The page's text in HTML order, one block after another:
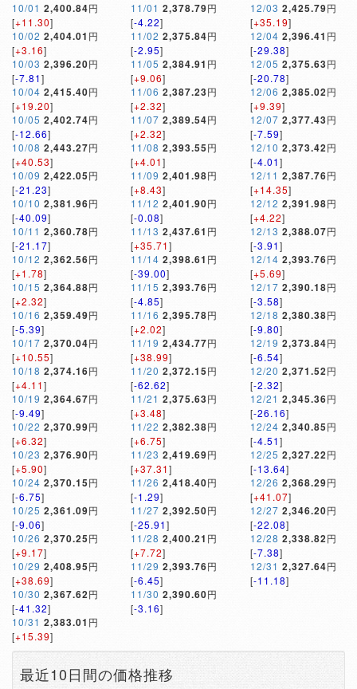
10/01 2,400.84円
[+11.30]
10/02 2,404.01 円
[+3.16]
10/03 2,396.20円
[-7.81]
10/04 2,415.40円
[+19.20]
10/05 2,402.74円
[-12.66]
10/08 2,443.27円
[+40.53]
10/09 2,422.05円
[-21.23]
10/10 2,381.96円
[-40.09]
10/11 2,360.78円
[-21.17]
10/12 2,362.56円
[+1.78]
10/15 2,364.88円
[+2.32]
10/16 2,359.49円
[-5.39]
10/17 2,370.04円
[+10.55]
10/18 2,374.16円
[+4.11]
10/19 2,364.67円
[-9.49]
10/22 2,370.99円
[+6.32]
10/23 2,376.90円
[+5.90]
10/24 2,370.15円
[-6.75]
10/25 2,361.09円
[-9.06]
10/26 2,370.25円
[+9.17]
10/29 2,408.95円
[+38.69]
10/30 2,367.62円
[-41.32]
10/31 2,383.01 円
[+15.39]
11/01 2,378.79円
[-4.22]
11/02 2,375.84円
[-2.95]
11/05 2,384.91 円
[+9.06]
11/06 2,387.23円
[+2.32]
11/07 2,389.54円
[+2.32]
11/08 2,393.55円
[+4.01]
11/09 2,401.98円
[+8.43]
11/12 2,401.90円
[-0.08]
11/13 2,437.61 円
[+35.71]
11/14 2,398.61 円
[-39.00]
11/15 2,393.76円
[-4.85]
11/16 2,395.78円
[+2.02]
11/19 2,434.77円
[+38.99]
11/20 2,372.15円
[-62.62]
11/21 2,375.63円
[+3.48]
11/22 2,382.38円
[+6.75]
11/23 2,419.69円
[+37.31]
11/26 2,418.40円
[-1.29]
11/27 2,392.50円
[-25.91]
11/28 2,400.21 円
[+7.72]
11/29 2,393.76円
[-6.45]
11/30 2,390.60円
[-3.16]
12/03 2,425.79円
[+35.19]
12/04 2,396.41 円
[-29.38]
12/05 2,375.63円
[-20.78]
12/06 2,385.02円
[+9.39]
12/07 2,377.43円
[-7.59]
12/10 2,373.42円
[-4.01]
12/11 2,387.76円
[+14.35]
12/12 2,391.98円
[+4.22]
12/13 2,388.07円
[-3.91]
12/14 2,393.76円
[+5.69]
12/17 2,390.18円
[-3.58]
12/18 2,380.38円
[-9.80]
12/19 2,373.84円
[-6.54]
12/20 2,371.52円
[-2.32]
12/21 2,345.36円
[-26.16]
12/24 2,340.85円
[-4.51]
12/25 2,327.22円
[-13.64]
12/26 2,368.29円
[+41.07]
12/27 2,346.20円
[-22.08]
12/28 2,338.82円
[-7.38]
12/31 2,327.64円
[-11.18]
最近10日間の価格推移